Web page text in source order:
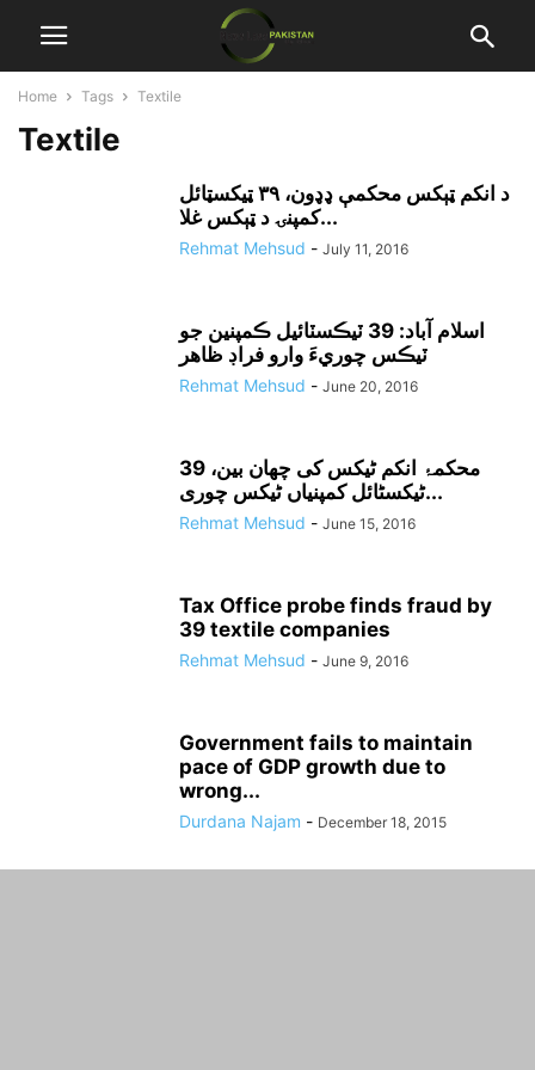
Home Tags Textile
Textile
د انکم ټېکس محکمې ډډون، ٣٩ ټيکسټائل
کمپنۍ د ټېکس غلا...
Rehmat Mehsud - July 11, 2016
اسلام آباد: 39 ٽيڪسٽائيل ڪمپنين جو
ٽيڪس چوريءَ وارو فراڊ ظاهر
Rehmat Mehsud - June 20, 2016
محکمۂ انکم ٹیکس کی چھان بین، 39
ٹیکسٹائل کمپنیاں ٹیکس چوری...
Rehmat Mehsud - June 15, 2016
Tax Office probe finds fraud by
39 textile companies
Rehmat Mehsud - June 9, 2016
Government fails to maintain
pace of GDP growth due to
wrong...
Durdana Najam - December 18, 2015